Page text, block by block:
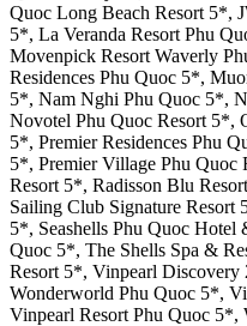
Quoc Long Beach Resort 5*,
5*, La Veranda Resort Phu
Movenpick Resort Waverly
Residences Phu Quoc 5*,
5*, Nam Nghi Phu Quoc 5*,
Novotel Phu Quoc Resort 5*,
5*, Premier Residences Phu
5*, Premier Village Phu Quoc
Resort 5*, Radisson Blu
Sailing Club Signature Resort
5*, Seashells Phu Quoc Hotel
Quoc 5*, The Shells Spa &
Resort 5*, Vinpearl
Wonderworld Phu Quoc 5*,
Vinpearl Resort Phu Quoc 5*,